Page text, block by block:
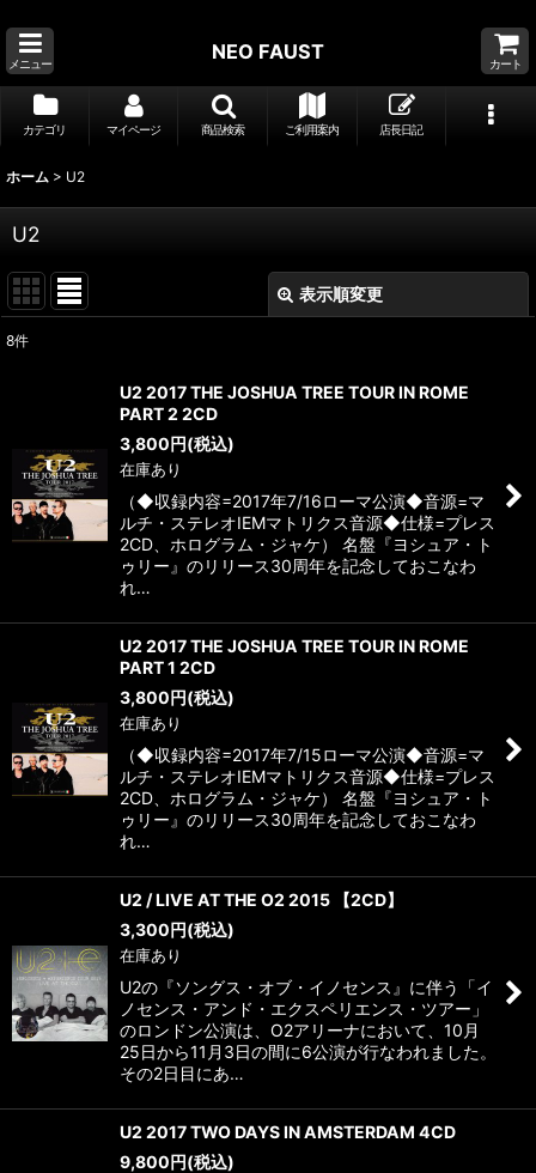
メニュー
NEO FAUST
カート
カテゴリ マイページ 商品検索 ご利用案内 店長日記
ホーム > U2
U2
表示順変更
絞り込む
8件
U2 2017 THE JOSHUA TREE TOUR IN ROME
PART 2 2CD
3,800円(税込)
在庫あり
（◆収録内容=2017年7/16ローマ公演◆音源=マ
ルチ・ステレオIEMマトリクス音源◆仕様=プレス
2CD、ホログラム・ジャケ） 名盤『ヨシュア・ト
ゥリー』のリリース30周年を記念しておこなわ
れ…
U2 2017 THE JOSHUA TREE TOUR IN ROME
PART 1 2CD
3,800円(税込)
在庫あり
（◆収録内容=2017年7/15ローマ公演◆音源=マ
ルチ・ステレオIEMマトリクス音源◆仕様=プレス
2CD、ホログラム・ジャケ） 名盤『ヨシュア・ト
ゥリー』のリリース30周年を記念しておこなわ
れ…
U2 / LIVE AT THE O2 2015 【2CD】
3,300円(税込)
在庫あり
U2の『ソングス・オブ・イノセンス』に伴う「イ
ノセンス・アンド・エクスペリエンス・ツアー」
のロンドン公演は、O2アリーナにおいて、10月
25日から11月3日の間に6公演が行なわれました。
その2日目にあ…
U2 2017 TWO DAYS IN AMSTERDAM 4CD
9,800円(税込)